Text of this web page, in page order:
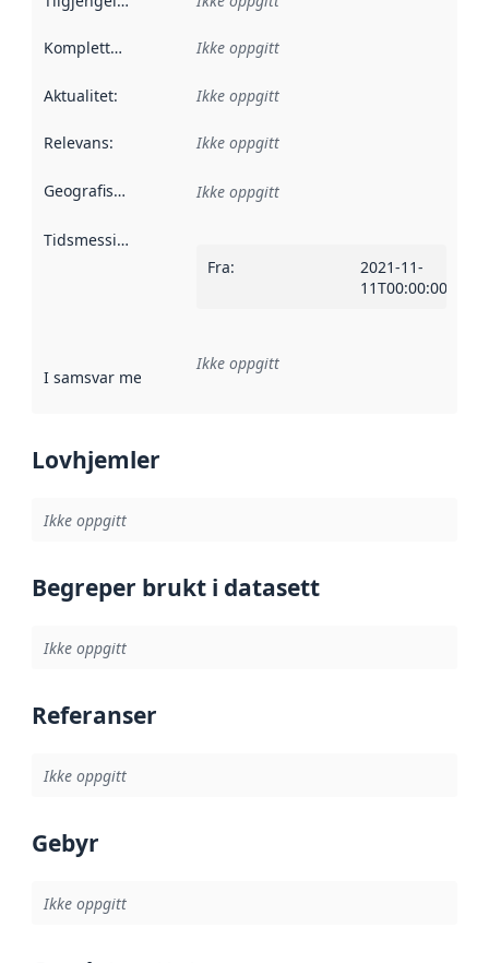
Kompletthet Ikke oppgitt
Aktualitet: Ikke oppgitt
Relevans: Ikke oppgitt
Geografisk avgrensning :
Ikke oppgitt
Tidsmessig avgrensning
Fra:
2021-11-
11T00:00:00Z
I samsvar med Referanse til en implementasjonsregel
Ikke oppgitt
Lovhjemler
Ikke oppgitt
Begreper brukt i datasett
Ikke oppgitt
Referanser
Ikke oppgitt
Gebyr
Ikke oppgitt